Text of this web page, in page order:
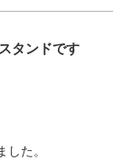
タンドです
た。